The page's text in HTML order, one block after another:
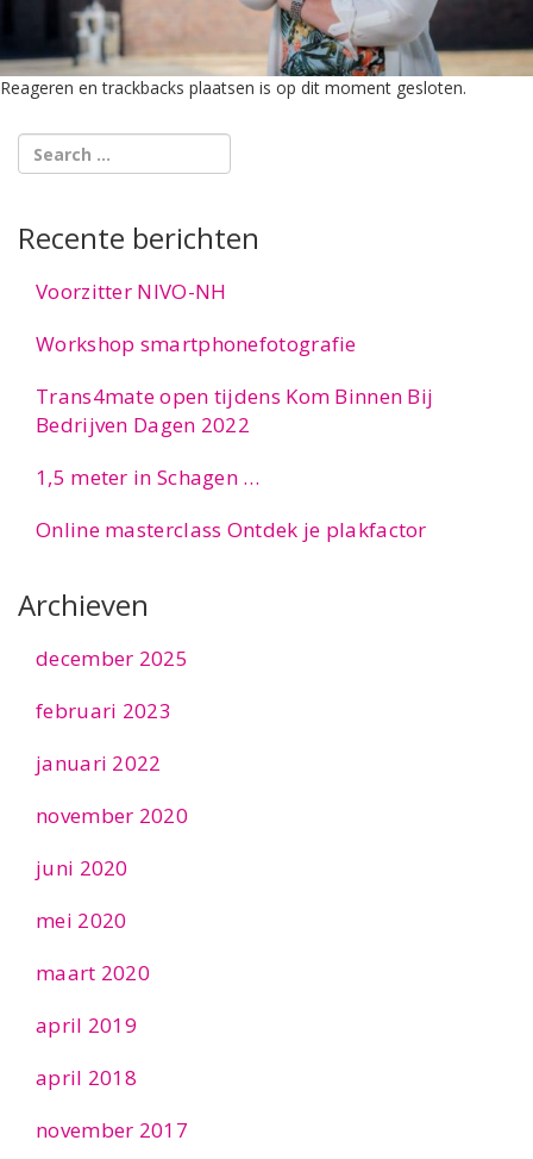
Reageren en trackbacks plaatsen is op dit moment gesloten.
Recente berichten
Voorzitter NIVO-NH
Workshop smartphonefotografie
Trans4mate open tijdens Kom Binnen Bij
Bedrijven Dagen 2022
1,5 meter in Schagen …
Online masterclass Ontdek je plakfactor
Archieven
december 2025
februari 2023
januari 2022
november 2020
juni 2020
mei 2020
maart 2020
april 2019
april 2018
november 2017